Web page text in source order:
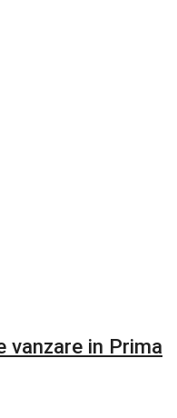
vanzare in Prima